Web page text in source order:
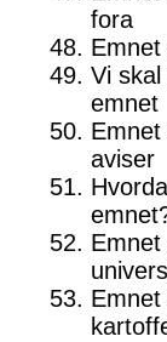
fora
Vi
emnet
aviser